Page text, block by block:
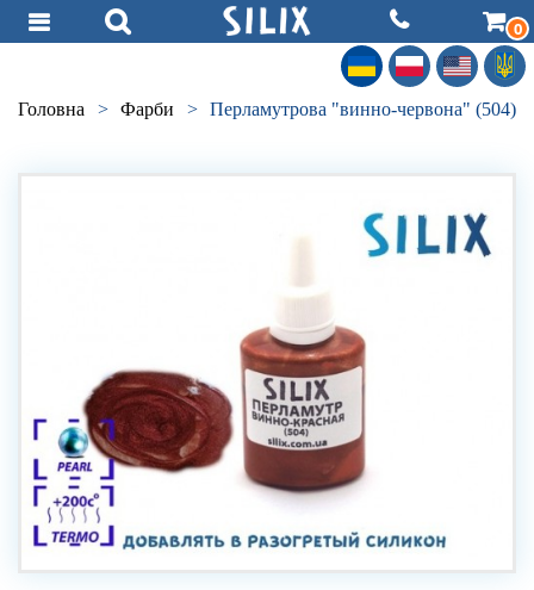
0
Головна > Фарби > Перламутрова "винно-червона" (504)